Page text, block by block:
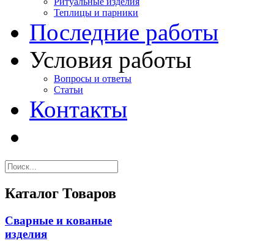
Теплицы и парники
Последние работы
Условия работы
Вопросы и ответы
Статьи
Контакты
Каталог Товаров
Сварные и кованые
изделия